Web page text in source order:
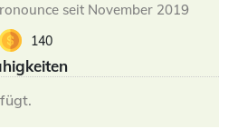
seit November 2019
140